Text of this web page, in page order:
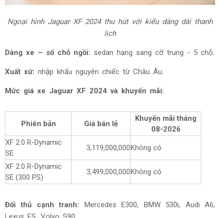
Ngoại hình Jaguar XF 2024 thu hút với kiểu dáng dài thanh
lịch
Dáng xe – số chỗ ngồi: sedan hạng sang cỡ trung - 5 chỗ.
Xuất xứ: nhập khẩu nguyên chiếc từ Châu Âu.
Mức giá xe Jaguar XF 2024 và khuyến mãi:
Phiên bản Giá bán lẻ
Khuyến mãi tháng
08-2026
XF 2.0 R-Dynamic
SE
3,119,000,000Không có
XF 2.0 R-Dynamic
SE (300 PS)
3,499,000,000Không có
Đối thủ cạnh tranh:
Mercedes E300, BMW 530i, Audi A6,